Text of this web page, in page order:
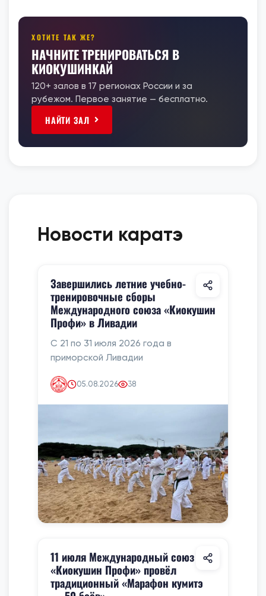
ХОТИТЕ ТАК ЖЕ?
НАЧНИТЕ ТРЕНИРОВАТЬСЯ В
КИОКУШИНКАЙ
120+ залов в 17 регионах России и за
рубежом. Первое занятие — бесплатно.
НАЙТИ ЗАЛ
Новости каратэ
Завершились летние учебно-
тренировочные сборы
Международного союза «Киокушин
Профи» в Ливадии
С 21 по 31 июля 2026 года в
приморской Ливадии
05.08.2026 38
11 июля Международный союз
«Киокушин Профи» провёл
традиционный «Марафон кумитэ